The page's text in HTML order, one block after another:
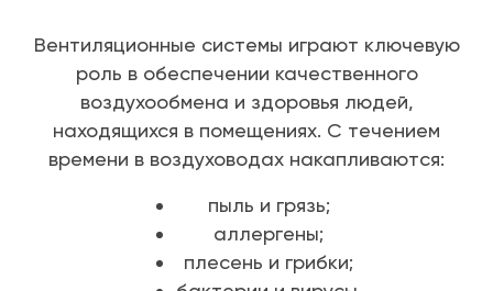
Вентиляционные системы играют ключевую
роль в обеспечении качественного
воздухообмена и здоровья людей,
находящихся в помещениях. С течением
времени в воздуховодах накапливаются:
пыль и грязь;
аллергены;
плесень и грибки;